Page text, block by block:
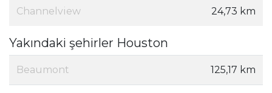
Channelview 24,73 km
Yakındaki şehirler Houston
Beaumont 125,17 km